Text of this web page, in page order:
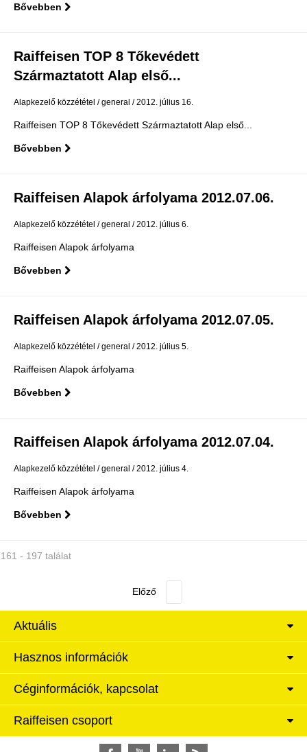
Bővebben
Raiffeisen TOP 8 Tőkevédett
Származtatott Alap első...
Alapkezelő közzététel general 2012. július 16.
Raiffeisen TOP 8 Tőkevédett Származtatott Alap első...
Bővebben
Raiffeisen Alapok árfolyama 2012.07.06.
Alapkezelő közzététel general 2012. július 6.
Raiffeisen Alapok árfolyama
Bővebben
Raiffeisen Alapok árfolyama 2012.07.05.
Alapkezelő közzététel general 2012. július 5.
Raiffeisen Alapok árfolyama
Bővebben
Raiffeisen Alapok árfolyama 2012.07.04.
Alapkezelő közzététel general 2012. július 4.
Raiffeisen Alapok árfolyama
Bővebben
161 - 197 találat
Aktuális
Hasznos információk
Céginformációk, kapcsolat
Raiffeisen csoport